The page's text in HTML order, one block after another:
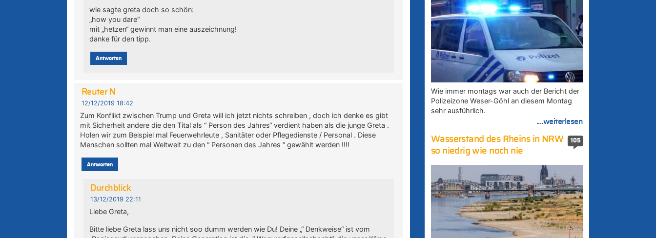
wie sagte greta doch so schön:
„how you dare“
mit „hetzen“ gewinnt man eine auszeichnung!
danke für den tipp.
Antworten
Reuter N
12/12/2019 18:42
Zum Konflikt zwischen Trump und Greta will ich jetzt nichts schreiben , doch ich denke es gibt
mit Sicherheit andere die den Tital als “ Person des Jahres“ verdient haben als die junge Greta .
Holen wir zum Beispiel mal Feuerwehrleute , Sanitäter oder Pflegedienste / Personal . Diese
Menschen sollten mal Weltweit zu den “ Personen des Jahres “ gewählt werden !!!!
Antworten
Durchblick
13/12/2019 22:11
Liebe Greta,
Bitte liebe Greta lass uns nicht soo dumm werden wie Du! Deine „“ Denkweise“ ist vom
Wie immer montags war auch der Bericht der
Polizeizone Weser-Göhl an diesem Montag
sehr ausführlich.
....weiterlesen
105
Wasserstand des Rheins in NRW
so niedrig wie noch nie